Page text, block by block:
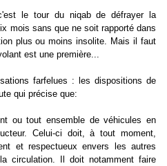
le tour du niqab de défrayer la
mois sans que ne soit rapporté dans
plus ou moins insolite. Mais il faut
est une première...
farfelues : les dispositions de
qui précise que:
ou tout ensemble de véhicules en
Celui-ci doit, à tout moment,
et respectueux envers les autres
circulation. Il doit notamment faire